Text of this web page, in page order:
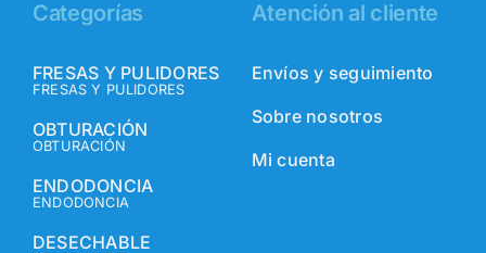
Categorías
FRESAS Y PULIDORES
FRESAS Y PULIDORES
OBTURACIÓN
OBTURACIÓN
ENDODONCIA
ENDODONCIA
DESECHABLE
Atención al cliente
Envíos y seguimiento
Sobre nosotros
Mi cuenta